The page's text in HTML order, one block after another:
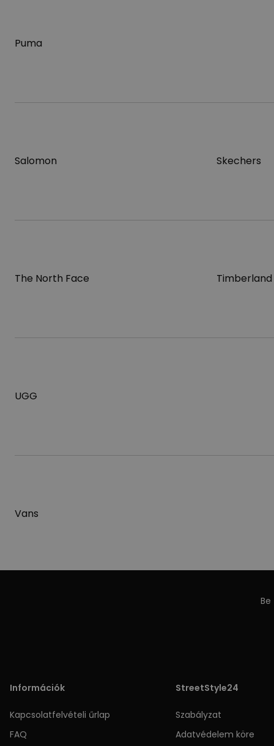
Puma
Salomon Skechers
The North Face Timberland
UGG
Vans
Információk
Kapcsolatfelvételi űrlap
FAQ
StreetStyle24
Szabályzat
Adatvédelem köre